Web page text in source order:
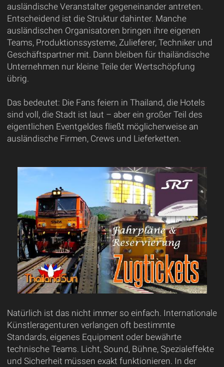
ausländische Veranstalter gegeneinander antreten.
Entscheidend ist die Struktur dahinter. Manche
ausländischen Organisatoren bringen ihre eigenen
Teams, Produktionssysteme, Zulieferer, Techniker und
Geschäftspartner mit. Dann bleiben für thailändische
Unternehmen nur kleine Teile der Wertschöpfung
übrig.
Das bedeutet: Die Fans feiern in Thailand, die Hotels
sind voll, die Stadt ist laut – aber ein großer Teil des
eigentlichen Eventgeldes fließt möglicherweise an
ausländische Firmen, Crews und Lieferketten.
Natürlich ist das nicht immer so einfach. Internationale
Künstleragenturen verlangen oft bestimmte
Standards, eigenes Equipment oder bewährte
technische Teams. Licht, Sound, Bühne, Spezialeffekte
und Sicherheit müssen exakt funktionieren. In der